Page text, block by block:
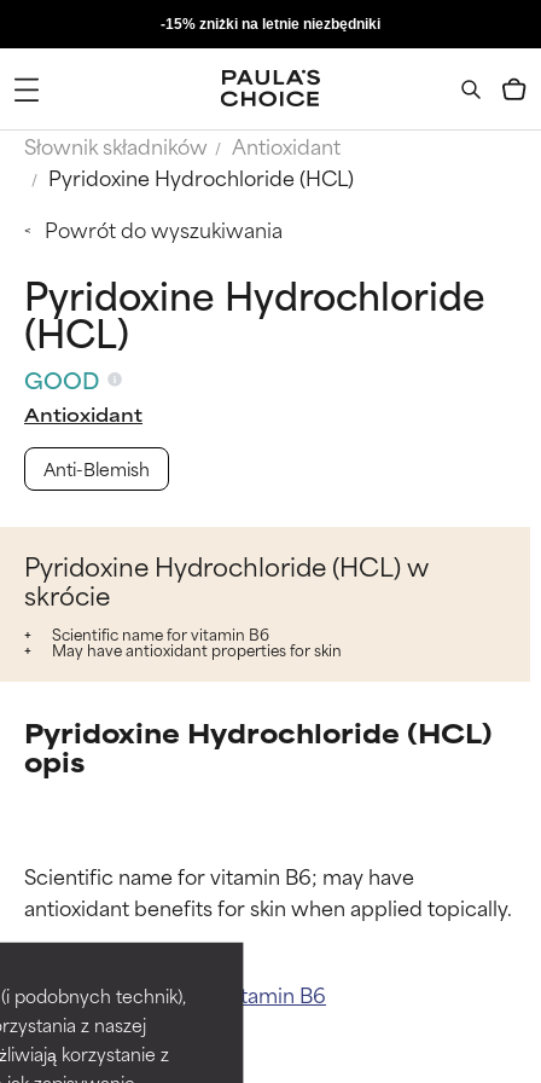
podobnych technik),
z naszej
korzystanie z
-15% zniżki na letnie niezbędniki
Słownik składników
Antioxidant
Pyridoxine Hydrochloride (HCL)
Powrót do wyszukiwania
Pyridoxine Hydrochloride
(HCL)
GOOD
Antioxidant
Anti-Blemish
Pyridoxine Hydrochloride (HCL) w
skrócie
Scientific name for vitamin B6
May have antioxidant properties for skin
Pyridoxine Hydrochloride (HCL)
opis
Scientific name for vitamin B6; may have
Powiązane składniki: Vitamin B6
Oceny składników
BEST
Udowodnione i potwierdzone
przez niezależne badania.
Oceny składników
BEST
Udowodnione i potwierdzone
przez niezależne badania.